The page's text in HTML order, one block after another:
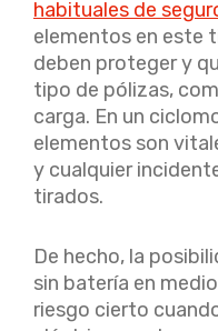
habituales de
elementos en este
deben proteger y
tipo de pólizas,
carga. En un
elementos son
y cualquier
tirados.
De hecho, la
sin batería en
riesgo cierto